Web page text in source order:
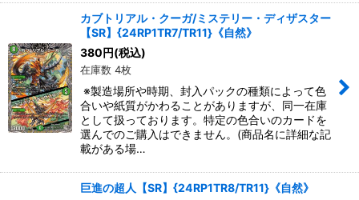
カブトリアル・クーガ/ミステリー・ディザスター
【SR】{24RP1TR7/TR11}《自然》
380 円(税込)
在庫数 4枚
※製造場所や時期、封入パックの種類によって色
合いや紙質がかわることがありますが、同一在庫
として扱っております。特定の色合いのカードを
選んでのご購入はできません。(商品名に詳細な記
載がある場…
巨進の超人【SR】{24RP1TR8/TR11}《自然》